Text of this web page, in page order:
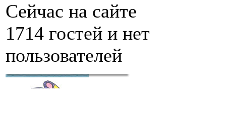
Сейчас на сайте
1714 гостей и нет
пользователей